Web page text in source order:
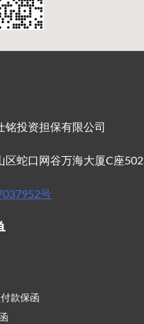
铭投资担保有限公司
区蛇口网谷万海大厦C座502
号
款保函